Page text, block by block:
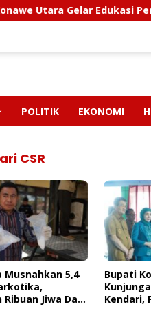
Gelar Edukasi Penyakit
POLITIK EKONOMI
CSR
Utara Terima
Danlanal
Sinergi
FAKTA